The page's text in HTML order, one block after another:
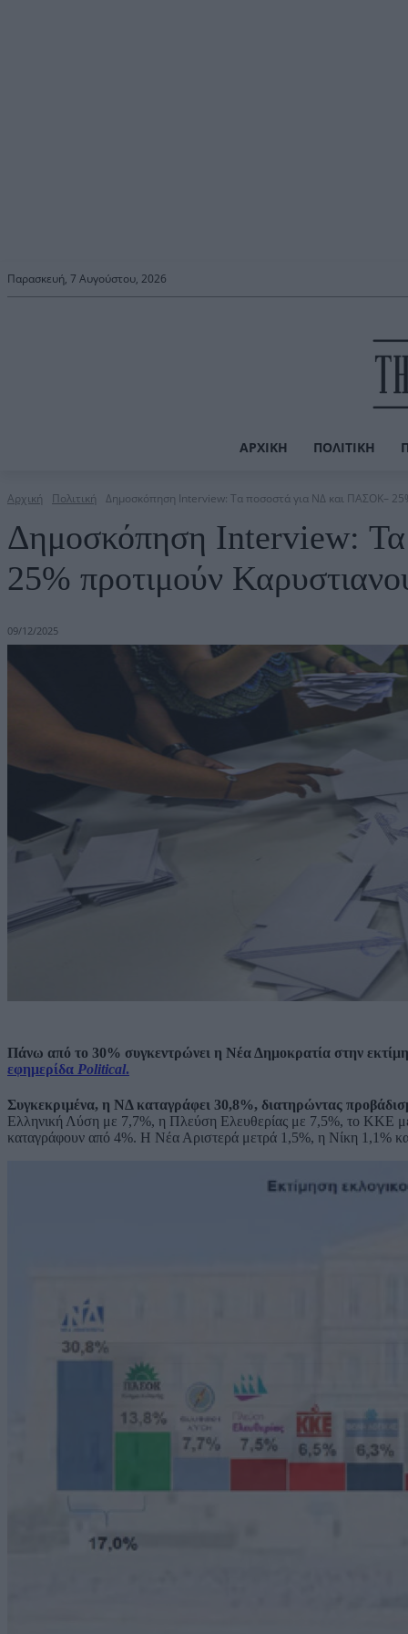
Παρασκευή, 7 Αυγούστου, 2026
ΑΡΧΙΚΉ ΠΟΛΙΤΙΚΉ
Αρχική Πολιτική Δημοσκόπηση Interview: Τα ποσοστά για ΝΔ και ΠΑΣΟΚ–
Δημοσκόπηση Interview:
25% προτιμούν
09/12/2025
Πάνω από το 30% συγκεντρώνει η Νέα Δημοκρατία στην
εφημερίδα Political.
Συγκεκριμένα, η ΝΔ καταγράφει 30,8%, διατηρώντας
Ελληνική Λύση με 7,7%, η Πλεύση Ελευθερίας με 7,5%, το ΚΚΕ
καταγράφουν από 4%. Η Νέα Αριστερά μετρά 1,5%, η Νίκη 1,1%